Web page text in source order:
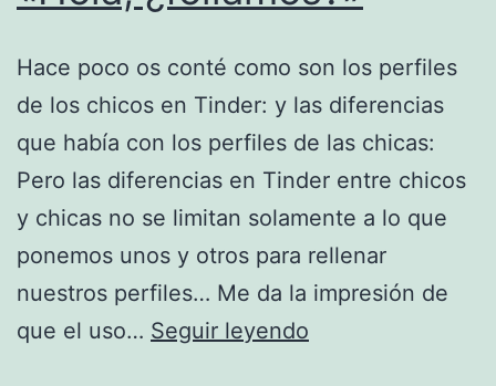
Hace poco os conté como son los perfiles
de los chicos en Tinder: y las diferencias
que había con los perfiles de las chicas:
Pero las diferencias en Tinder entre chicos
y chicas no se limitan solamente a lo que
ponemos unos y otros para rellenar
nuestros perfiles… Me da la impresión de
que el uso… Seguir leyendo